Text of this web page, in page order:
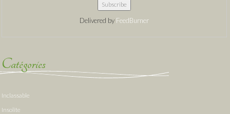
Delivered by FeedBurner
Catégories
Inclassable
Insolite